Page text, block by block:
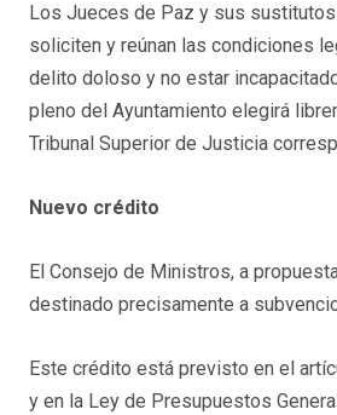
Los Jueces de Paz y sus sustitutos
soliciten y reúnan las condiciones
delito doloso y no estar
pleno del Ayuntamiento elegirá
Tribunal Superior de Justicia
Nuevo crédito
El Consejo de Ministros, a
destinado precisamente a
Este crédito está previsto en el
y en la Ley de Presupuestos